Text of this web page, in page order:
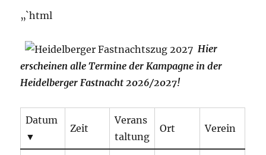
„`html
Hier
erscheinen alle Termine der Kampagne in der
Heidelberger Fastnacht 2026/2027!
Datum
▼
Zeit
Verans
taltung
Ort Verein